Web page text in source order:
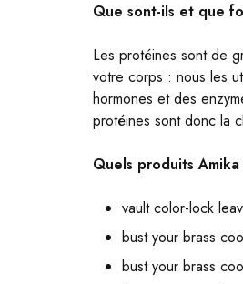
Que sont-ils et que
Les protéines sont de
votre corps : nous les
hormones et des
protéines sont donc la
Quels produits
vault color-lock
bust your brass
bust your brass